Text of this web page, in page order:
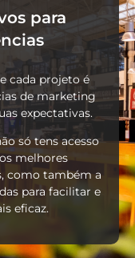
para
cada projeto é
de marketing
expectativas.
só tens acesso
melhores
, como também a
para facilitar e
eficaz.